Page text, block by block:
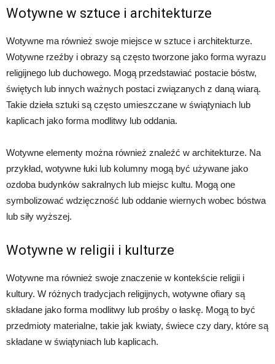
Wotywne w sztuce i architekturze
Wotywne ma również swoje miejsce w sztuce i architekturze.
Wotywne rzeźby i obrazy są często tworzone jako forma wyrazu
religijnego lub duchowego. Mogą przedstawiać postacie bóstw,
świętych lub innych ważnych postaci związanych z daną wiarą.
Takie dzieła sztuki są często umieszczane w świątyniach lub
kaplicach jako forma modlitwy lub oddania.
Wotywne elementy można również znaleźć w architekturze. Na
przykład, wotywne łuki lub kolumny mogą być używane jako
ozdoba budynków sakralnych lub miejsc kultu. Mogą one
symbolizować wdzięczność lub oddanie wiernych wobec bóstwa
lub siły wyższej.
Wotywne w religii i kulturze
Wotywne ma również swoje znaczenie w kontekście religii i
kultury. W różnych tradycjach religijnych, wotywne ofiary są
składane jako forma modlitwy lub prośby o łaskę. Mogą to być
przedmioty materialne, takie jak kwiaty, świece czy dary, które są
składane w świątyniach lub kaplicach.